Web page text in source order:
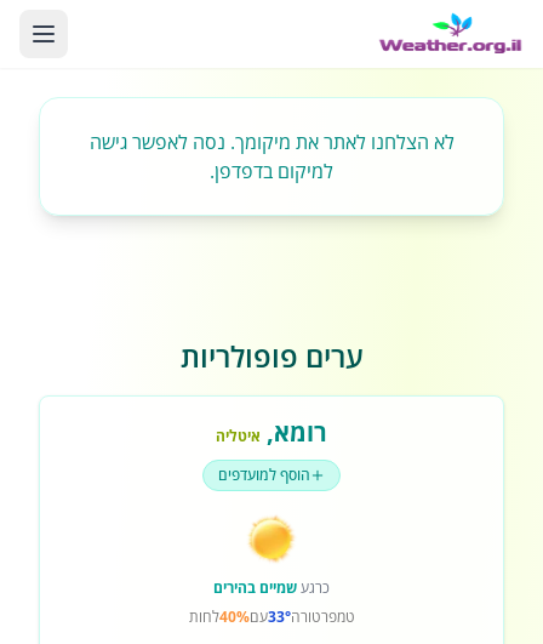
לא הצלחנו לאתר את מיקומך. נסה לאפשר גישה
למיקום בדפדפן.
ערים פופולריות
רומא, איטליה
הוסף למועדפים
כרגעשמיים בהירים
טמפרטורה33°עם40%לחות